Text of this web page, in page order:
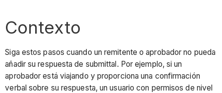
Contexto
Siga estos pasos cuando un remitente o aprobador no pueda
añadir su respuesta de submittal. Por ejemplo, si un
aprobador está viajando y proporciona una confirmación
verbal sobre su respuesta, un usuario con permisos de nivel